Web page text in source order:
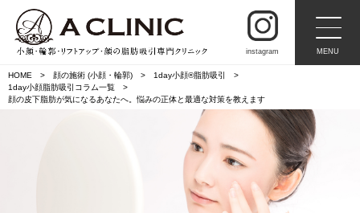
instagram MENU
HOME 顔の施術 (小顔・輪郭)
1day小顔®︎脂肪吸引
1day小顔脂肪吸引コラム一覧
顔の皮下脂肪が気になるあなたへ。悩みの正体と最適な対策を教えます